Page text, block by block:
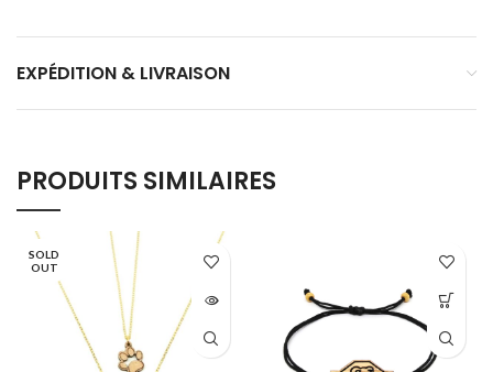
EXPÉDITION & LIVRAISON
PRODUITS SIMILAIRES
SOLD
OUT